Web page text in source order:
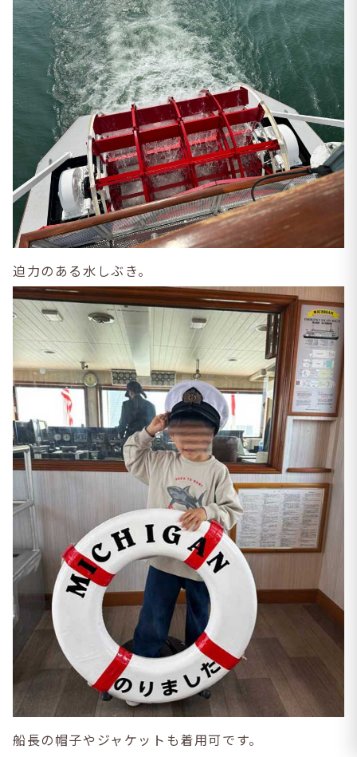
迫力のある水しぶき。
船長の帽子やジャケットも着用可です。